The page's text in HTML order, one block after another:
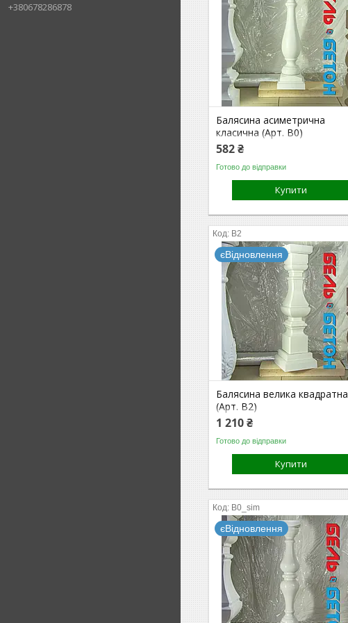
+380678286878
Балясина асиметрична
класична (Арт. B0)
582 ₴
Готово до відправки
Купити
B2
єВідновлення
Балясина велика квадратна
(Арт. B2)
1 210 ₴
Готово до відправки
Купити
B0_sim
єВідновлення